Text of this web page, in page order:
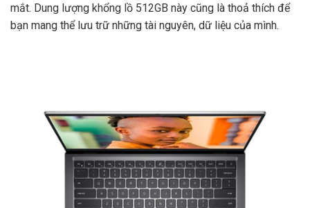
mắt. Dung lượng khổng lồ 512GB này cũng là thoả thích để
bạn mang thể lưu trữ những tài nguyên, dữ liệu của mình.